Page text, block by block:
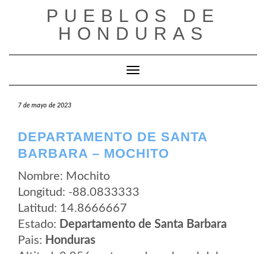
PUEBLOS DE
HONDURAS
Cambiar modo de navegación
7 de mayo de 2023
DEPARTAMENTO DE SANTA
BARBARA – MOCHITO
Nombre: Mochito
Longitud: -88.0833333
Latitud: 14.8666667
Estado: Departamento de Santa Barbara
Pais: Honduras